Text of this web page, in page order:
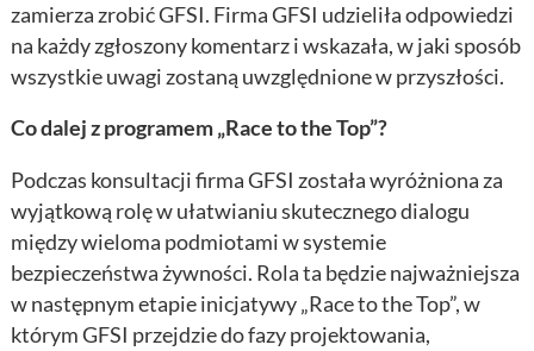
zamierza zrobić GFSI. Firma GFSI udzieliła odpowiedzi
na każdy zgłoszony komentarz i wskazała, w jaki sposób
wszystkie uwagi zostaną uwzględnione w przyszłości.
Co dalej z programem „Race to the Top”?
Podczas konsultacji firma GFSI została wyróżniona za
wyjątkową rolę w ułatwianiu skutecznego dialogu
między wieloma podmiotami w systemie
bezpieczeństwa żywności. Rola ta będzie najważniejsza
w następnym etapie inicjatywy „Race to the Top”, w
którym GFSI przejdzie do fazy projektowania,